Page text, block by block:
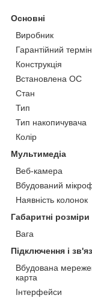
Основні
Виробник
Гарантійний термін
Конструкція
Встановлена ОС
Стан
Тип
Тип накопичувача
Колір
Мультимедіа
Веб-камера
Вбудований
Наявність колонок
Габаритні розміри
Вага
Підключення і
Вбудована
карта
Інтерфейси